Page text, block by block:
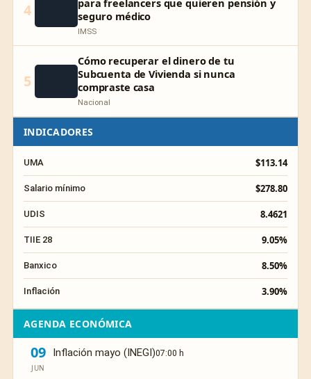
4
para freelancers que quieren pensión y
seguro médico
IMSS
5
Cómo recuperar el dinero de tu
Subcuenta de Vivienda si nunca
compraste casa
Nacional
INDICADORES
UMA $113.14
Salario mínimo $278.80
UDIS 8.4621
TIIE 28 9.05%
Banxico 8.50%
Inflación 3.90%
AGENDA ECONÓMICA
09
JUN
Inflación mayo (INEGI)07:00 h